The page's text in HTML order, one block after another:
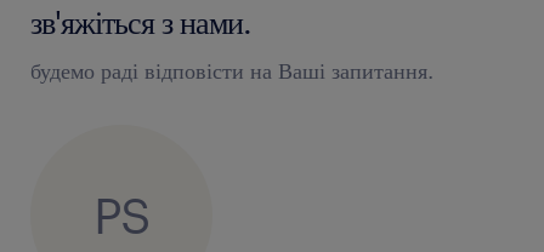
зв'яжіться з нами.
будемо раді відповісти на Ваші запитання.
PS